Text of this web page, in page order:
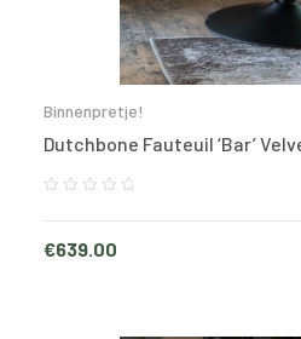
Binnenpretje!
Dutchbone Fauteuil ‘Bar’
€639.00